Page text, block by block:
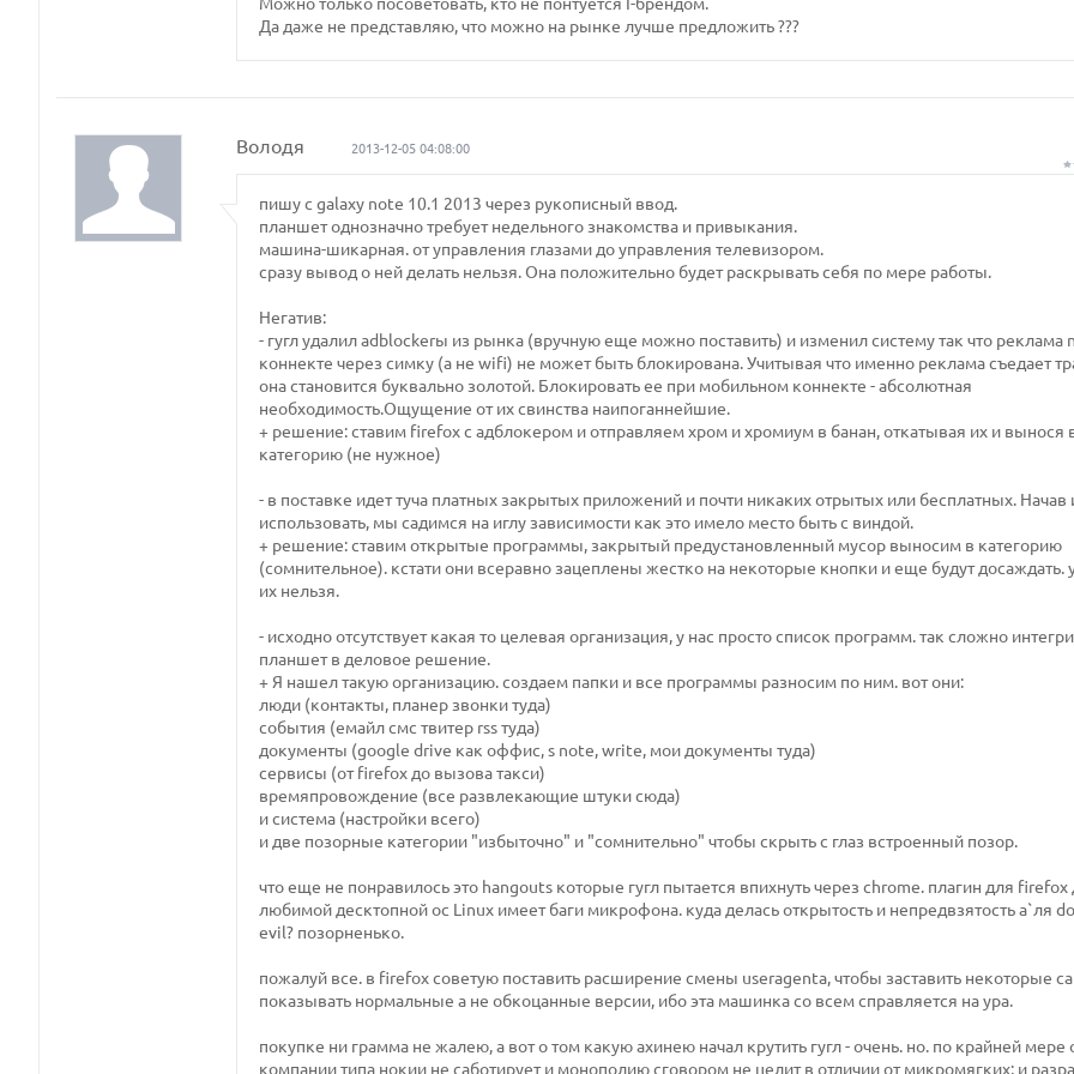
Да даже не представляю, что можно на рынке лучше предложить ???
Володя 2013-12-05 04:08:00
пишу с galaxy note 10.1 2013 через рукописный ввод.
планшет однозначно требует недельного знакомства и привыкания.
машина-шикарная. от управления глазами до управления телевизором.
сразу вывод o ней делать нельзя. Она положительно будет раскрывать cебя по мере работы.
Негатив:
- гугл удалил adblockerы из рынка (вручную еще можно поставить) и изменил систему так что реклама
коннекте через симку (а не wifi) не может быть блокирована. Учитывая что именно реклама съедает
она становится буквально золотой. Блокировать ее при мобильном коннекте - абсолютная
необходимость.Ощущение от их свинства наипоганнейшие.
+ решение: ставим firefox с адблокером и отправляем хром и хромиум в банан, откатывая их и вынося
категорию (не нужное)
- в поставке идет туча платных закрытых приложений и почти никаких отрытых или бесплатных. Начав
использовать, мы садимся на иглу зависимости как это имело место быть с виндой.
+ решение: ставим открытые программы, закрытый предустановленный мусор выносим в категорию
(сомнительное). кстати они всеравно зацеплены жестко на некоторые кнопки и еще будут досаждать.
их нельзя.
- исходно отсутствует какая то целевая организация, у нас просто список программ. так сложно
планшет в деловое решение.
+ Я нашел такую организацию. создаем папки и все программы разносим по ним. вот они:
люди (контакты, планер звонки туда)
события (емайл смс твитер rss туда)
документы (google drive как оффис, s note, write, мои документы туда)
сервисы (от firefox до вызова такси)
времяпровождение (все развлекающие штуки сюда)
и система (настройки всего)
и две позорные категории "избыточно" и "сомнительно" чтобы скрыть с глаз встроенный позор.
что еще не понравилось это hangouts которые гугл пытается впихнуть через chrome. плагин для
любимой десктопной ос Linux имеет баги микрофона. куда делась открытость и непредвзятость а`ля
evil? позорненько.
пожалуй все. в firefox советую поставить расширение смены useragentа, чтобы заставить некоторые
показывать нормальные а не обкоцанные версии, ибо эта машинка со всем справляется на ура.
покупке ни грамма не жалею, а вот о том какую ахинею начал крутить гугл - очень. но. по крайней мере
компании типа нокии не саботирует и монополию сговором не целит в отличии от микромягких; и